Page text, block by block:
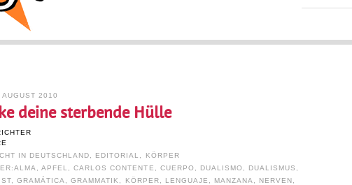
2010
deine sterbende Hülle
IN DEUTSCHLAND EDITORIAL
KÖRPER
ALMA APFEL ,CARLOS CONTENTE CUERPO DUALISMO DUALISMUS
, GRAMÁTICA ,GRAMMATIK KÖRPER LENGUAJE MANZANA NERVEN